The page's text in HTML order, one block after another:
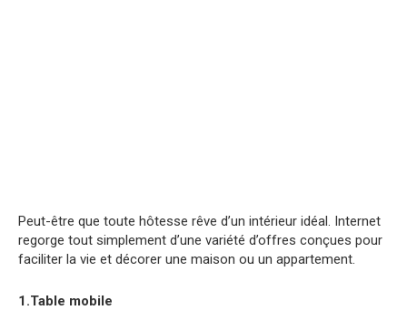
Peut-être que toute hôtesse rêve d’un intérieur idéal. Internet
regorge tout simplement d’une variété d’offres conçues pour
faciliter la vie et décorer une maison ou un appartement.
1.Table mobile